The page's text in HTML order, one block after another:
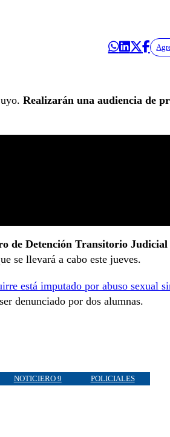
Realizarán una audiencia de
de Detención Transitorio Judicial
se llevará a cabo este jueves.
está imputado por abuso sexual
denunciado por dos alumnas.
NOTICIERO 9 POLICIALES